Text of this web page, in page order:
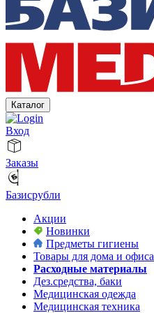
Каталог
Вход
Заказы
Базисрубли
Акции
Новинки
Предметы гигиены
Товары для дома и офиса
Расходные материалы
Дез.средства, баки
Медицинская одежда
Медицинская техника